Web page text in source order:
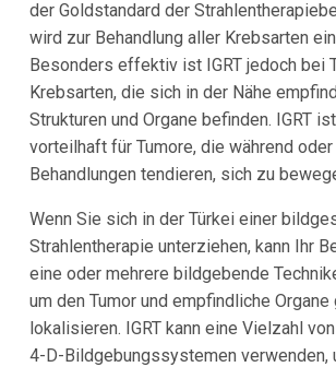
der Goldstandard der
wird zur Behandlung aller Krebsarten
Besonders effektiv ist IGRT jedoch bei
Krebsarten, die sich in der Nähe
Strukturen und Organe befinden. IGRT
vorteilhaft für Tumore, die während
Behandlungen tendieren, sich zu
Wenn Sie sich in der Türkei einer
Strahlentherapie unterziehen, kann Ihr
eine oder mehrere bildgebende
um den Tumor und empfindliche Organe
lokalisieren. IGRT kann eine Vielzahl
4-D-Bildgebungssystemen verwenden,